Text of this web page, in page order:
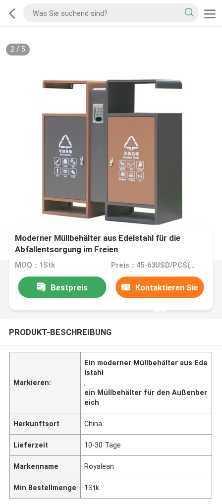
2/ 5
Moderner Müllbehälter aus Edelstahl für die
Abfallentsorgung im Freien
MOQ：1Stk Preis：45-63USD/PCS(Negotiate)
Bestpreis Kontaktieren Sie
uns
PRODUKT-BESCHREIBUNG
Markieren:
Ein moderner Müllbehälter aus Ede
lstahl
,
ein Müllbehälter für den Außenber
eich
Herkunftsort China
Lieferzeit 10-30 Tage
Markenname Royalean
Min Bestellmenge 1Stk